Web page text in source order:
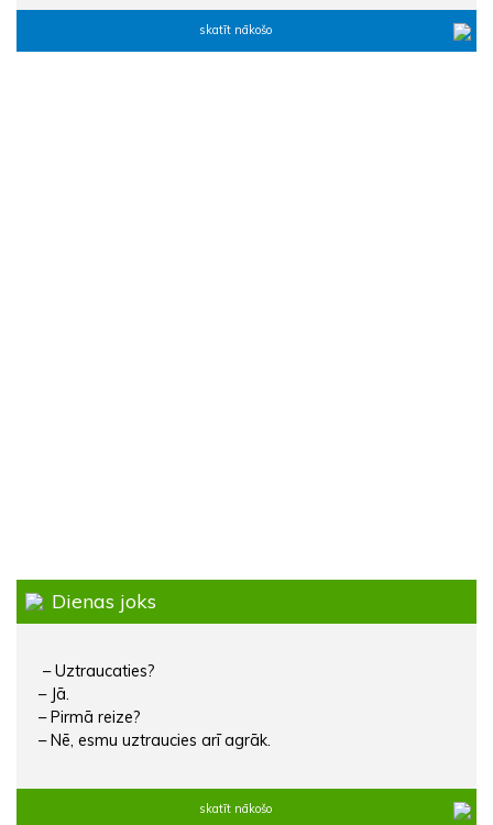
skatīt nākošo
Dienas joks
– Uztraucaties?
– Jā.
– Pirmā reize?
– Nē, esmu uztraucies arī agrāk.
skatīt nākošo